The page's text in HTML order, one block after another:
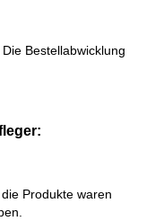
Bestellabwicklung
Produkte waren